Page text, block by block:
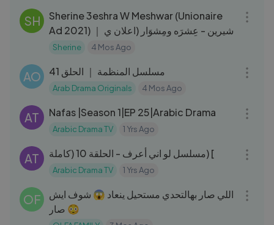
SH
Sherine 3eshra W Meshwar (Unionaire
Ad 2021) ｜ شيرين - عِشرَه ومِشوَار (اعلان ي
Sherine 4 Mos Ago
AO مسلسل المنظمة ｜ الحلق 41
Arab Drama Originals 4 Mos Ago
AT Nafas |Season 1|EP 25|Arabic Drama
Arabic Drama TV 1 Yrs Ago
AT مسلسل لو اني أعرف - الحلقة 10 (كاملة) [
Arabic Drama TV 1 Yrs Ago
OF
اللي صار بهالتحدي مستحيل ينعاد 😱 شوف ايش
صار 😳